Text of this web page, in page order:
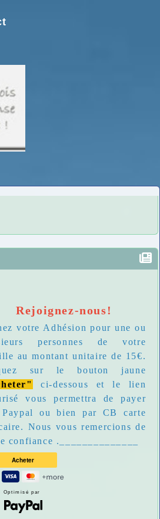
Rejoignez-nous!
votre Adhésion pour une ou
personnes de votre
au montant unitaire de 15€.
sur le bouton jaune
ci-dessous et le lien
vous permettra de payer
ou bien par CB carte
Nous vous remercions de
confiance .______________
Optimisé par